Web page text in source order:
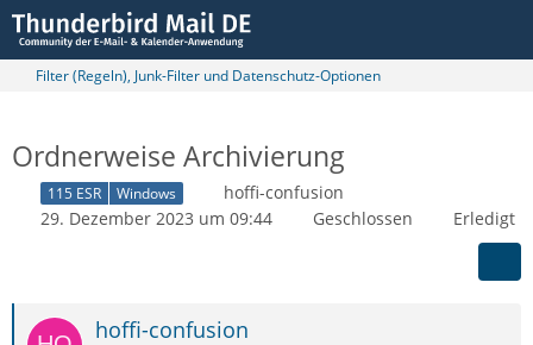
Filter (Regeln), Junk-Filter und Datenschutz-Optionen
Ordnerweise Archivierung
115 ESR Windows
hoffi-confusion
29. Dezember 2023 um 09:44
Geschlossen Erledigt
hoffi-confusion